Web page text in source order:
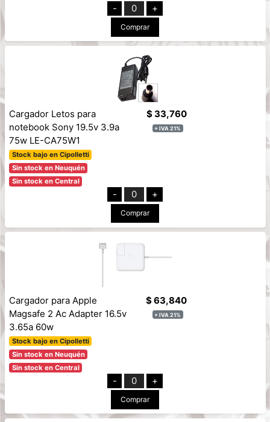
- 0 +
Comprar
Cargador Letos para
notebook Sony 19.5v 3.9a
75w LE-CA75W1
Stock bajo en Cipolletti
Sin stock en Neuquén
Sin stock en Central
$ 33,760
+ IVA 21%
- 0 +
Comprar
Cargador para Apple
Magsafe 2 Ac Adapter 16.5v
3.65a 60w
Stock bajo en Cipolletti
Sin stock en Neuquén
Sin stock en Central
$ 63,840
+ IVA 21%
- 0 +
Comprar